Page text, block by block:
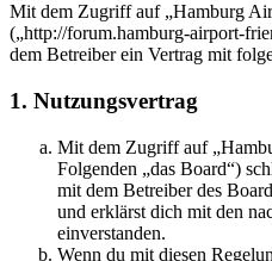
Mit dem Zugriff auf „Hamburg
(„http://forum.hamburg-airport-
dem Betreiber ein Vertrag mit
1. Nutzungsvertrag
Mit dem Zugriff auf
Folgenden „das Board“)
mit dem Betreiber des
und erklärst dich mit den
einverstanden.
Wenn du mit diesen